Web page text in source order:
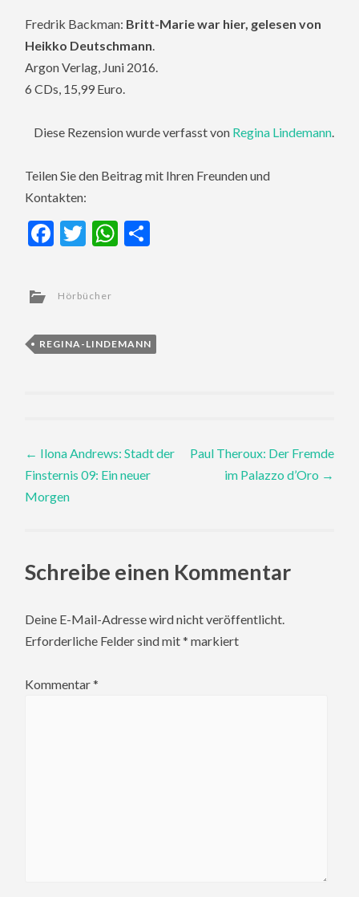
Fredrik Backman: Britt-Marie war hier, gelesen von
Heikko Deutschmann
Argon Verlag, Juni 2016.
6 CDs, 15,99 Euro.
Diese Rezension wurde verfasst von Regina Lindemann.
Teilen Sie den Beitrag mit Ihren Freunden und
Kontakten:
Facebook
TwitterWhatsApp
Hörbücher
REGINA-LINDEMANN
Post
navigation
← Ilona Andrews: Stadt der
Finsternis 09: Ein neuer
Morgen
Paul Theroux: Der Fremde
im Palazzo d’Oro →
Schreibe einen Kommentar
Deine E-Mail-Adresse wird nicht veröffentlicht.
Erforderliche Felder sind mit* markiert
Kommentar*